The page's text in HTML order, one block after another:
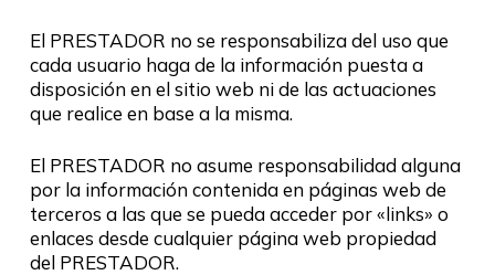
El PRESTADOR no se responsabiliza del uso que
cada usuario haga de la información puesta a
disposición en el sitio web ni de las actuaciones
que realice en base a la misma.
El PRESTADOR no asume responsabilidad alguna
por la información contenida en páginas web de
terceros a las que se pueda acceder por «links» o
enlaces desde cualquier página web propiedad
del PRESTADOR.